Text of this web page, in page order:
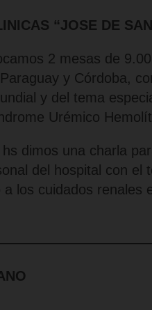
“JOSE DE
2 mesas de
y Córdoba,
y del tema
Urémico
dimos una charla
del hospital con el
los cuidados renales